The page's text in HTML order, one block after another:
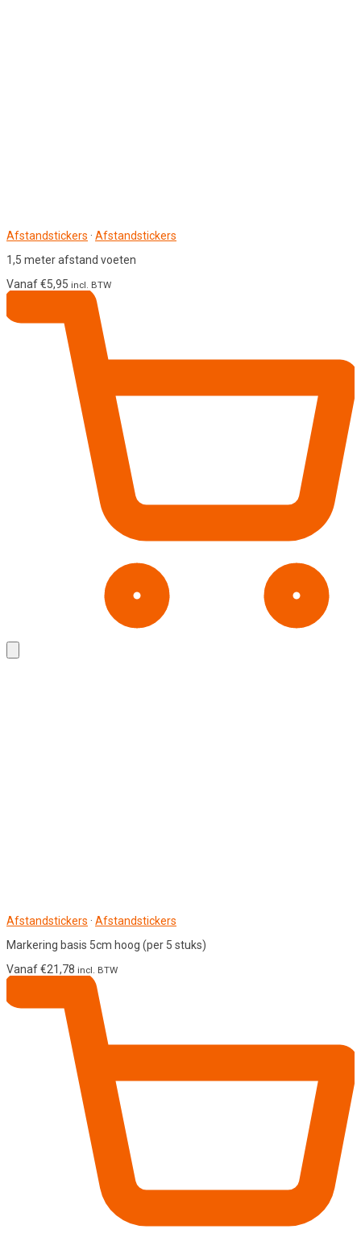
Afstandstickers · Afstandstickers
1,5 meter afstand voeten
Vanaf€5,95 incl. BTW
Afstandstickers · Afstandstickers
Markering basis 5cm hoog (per 5 stuks)
Vanaf€21,78 incl. BTW